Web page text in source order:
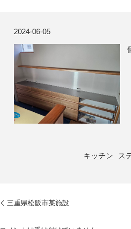
2024-06-05
キッチン ス
三重県松阪市某施設